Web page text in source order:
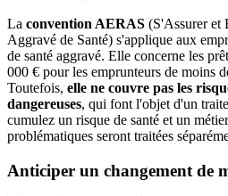
La convention AERAS (S'Assurer et
Aggravé de Santé) s'applique aux
de santé aggravé. Elle concerne les
000 € pour les emprunteurs de moins
Toutefois, elle ne couvre pas les
dangereuses, qui font l'objet d'un
cumulez un risque de santé et un
problématiques seront traitées
Anticiper un changement de